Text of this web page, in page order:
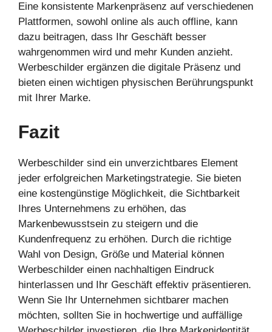
Eine konsistente Markenpräsenz auf verschiedenen
Plattformen, sowohl online als auch offline, kann
dazu beitragen, dass Ihr Geschäft besser
wahrgenommen wird und mehr Kunden anzieht.
Werbeschilder ergänzen die digitale Präsenz und
bieten einen wichtigen physischen Berührungspunkt
mit Ihrer Marke.
Fazit
Werbeschilder sind ein unverzichtbares Element
jeder erfolgreichen Marketingstrategie. Sie bieten
eine kostengünstige Möglichkeit, die Sichtbarkeit
Ihres Unternehmens zu erhöhen, das
Markenbewusstsein zu steigern und die
Kundenfrequenz zu erhöhen. Durch die richtige
Wahl von Design, Größe und Material können
Werbeschilder einen nachhaltigen Eindruck
hinterlassen und Ihr Geschäft effektiv präsentieren.
Wenn Sie Ihr Unternehmen sichtbarer machen
möchten, sollten Sie in hochwertige und auffällige